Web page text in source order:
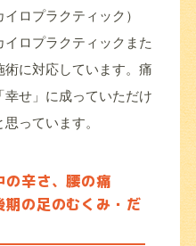
ロプラクティック）
ロプラクティックまた
に対応しています。痛
せ」に成っていただけ
っています。
の辛さ、腰の痛
のむくみ・だ